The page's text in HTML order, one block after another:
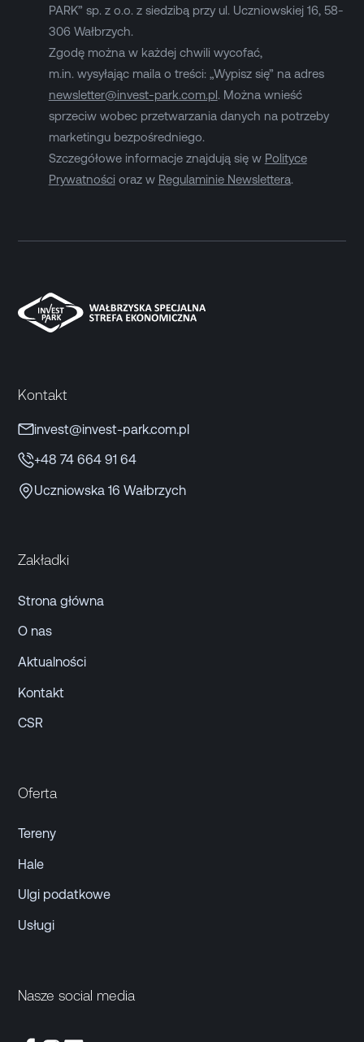
PARK” sp. z o.o. z siedzibą przy ul. Uczniowskiej 16, 58-
306 Wałbrzych.
Zgodę można w każdej chwili wycofać,
m.in. wysyłając maila o treści: „Wypisz się” na adres
newsletter@invest-park.com.pl. Można wnieść
sprzeciw wobec przetwarzania danych na potrzeby
marketingu bezpośredniego.
Szczegółowe informacje znajdują się w Polityce
Prywatności oraz w Regulaminie Newslettera.
Kontakt
invest@invest-park.com.pl
+48 74 664 91 64
Uczniowska 16 Wałbrzych
Zakładki
Strona główna
O nas
Aktualności
Kontakt
CSR
Oferta
Tereny
Hale
Ulgi podatkowe
Usługi
Nasze social media